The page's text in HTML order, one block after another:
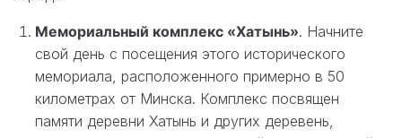
Мемориальный комплекс «Хатынь». Начните
свой день с посещения этого исторического
мемориала, расположенного примерно в 50
километрах от Минска. Комплекс посвящен
памяти деревни Хатынь и других деревень,